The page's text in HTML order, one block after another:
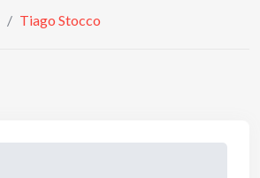
/ Tiago Stocco